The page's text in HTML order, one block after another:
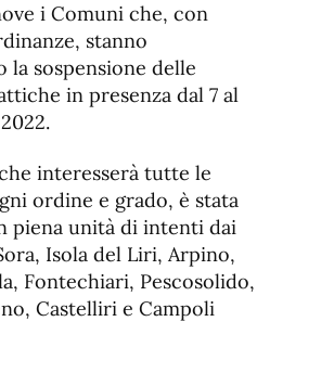
fuente
de
fuente.
i Comuni che, con
stanno
la sospensione delle
in presenza dal 7 al
interesserà tutte le
ordine e grado, è stata
piena unità di intenti dai
Isola del Liri, Arpino,
Fontechiari, Pescosolido,
Castelliri e Campoli